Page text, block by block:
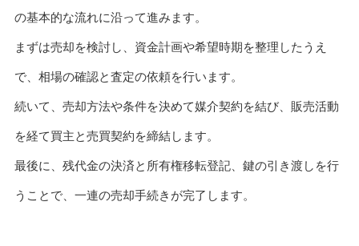
の基本的な流れに沿って進みます。
まずは売却を検討し、資金計画や希望時期を整理したうえ
で、相場の確認と査定の依頼を行います。
続いて、売却方法や条件を決めて媒介契約を結び、販売活動
を経て買主と売買契約を締結します。
最後に、残代金の決済と所有権移転登記、鍵の引き渡しを行
うことで、一連の売却手続きが完了します。